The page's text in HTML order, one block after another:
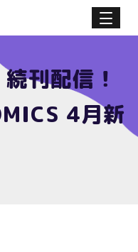
刊配信！
4月新